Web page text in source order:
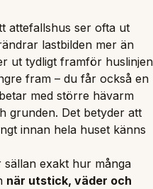
attefallshus ser ofta ut
lastbilden mer än
ut tydligt framför huslinjen
fram – du får också en
med större hävarm
grunden. Det betyder att
innan hela huset känns
exakt hur många
när utstick, väder och